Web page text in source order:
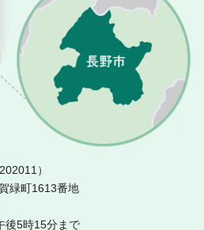
）
緑町1613番地
後5時15分まで